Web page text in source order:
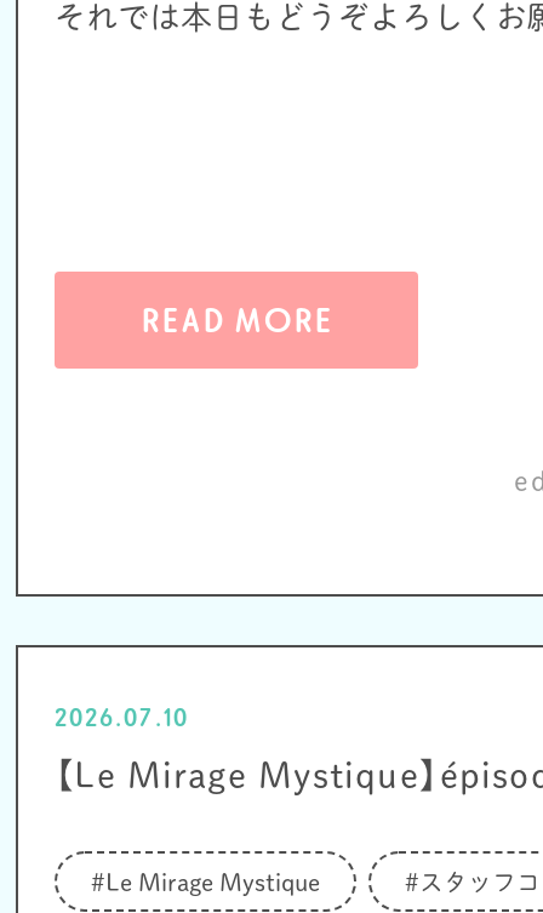
それでは本日もどうぞよろしくお
READ MORE
2026.07.10
【Le Mirage Mystique】
#Le Mirage Mystique #スタッフ